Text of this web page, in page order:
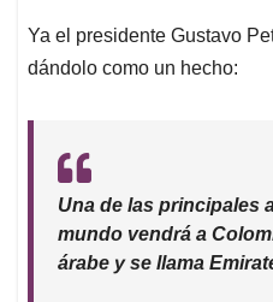
Ya el presidente Gustavo
dándolo como un hecho:
Una de las principales
mundo vendrá a
árabe y se llama